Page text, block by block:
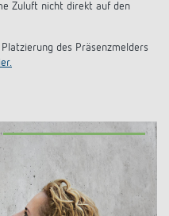
Zu­luft nicht direkt auf den
des Präsenzmelders